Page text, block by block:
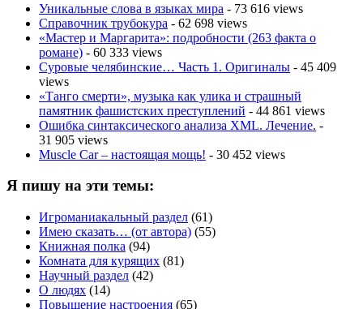
Уникальные слова в языках мира - 73 616 views
Справочник трубокура - 62 698 views
«Мастер и Маргарита»: подробности (263 факта о
романе) - 60 333 views
Суровые челябинские… Часть 1. Оригиналы - 45 409
views
«Танго смерти», музыка как улика и страшный
памятник фашистских преступлений - 44 861 views
Ошибка синтаксического анализа XML. Лечение. -
31 905 views
Muscle Car – настоящая мощь! - 30 452 views
Я пишу на эти темы:
Игроманиакальный раздел (61)
Имею сказать… (от автора) (55)
Книжная полка (94)
Комната для курящих (81)
Научный раздел (42)
О людях (14)
Повышение настроения (65)